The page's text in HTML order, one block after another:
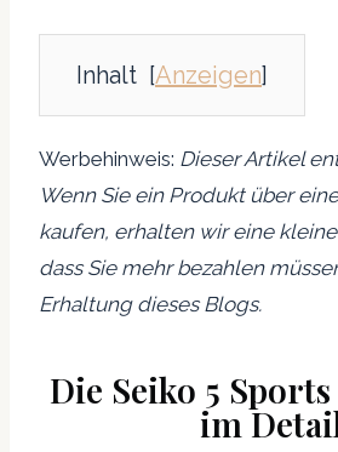
Inhalt [Anzeigen]
Werbehinweis: Dieser Artikel
Wenn Sie ein Produkt über
kaufen, erhalten wir eine
dass Sie mehr bezahlen
Erhaltung dieses Blogs.
Die Seiko 5 Sports
im